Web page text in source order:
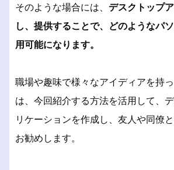
そのような場合には、 デスクトップ
し、提供することで、どのようなパ
用可能になります。
職場や趣味で様々なアイディアを持
は、今回紹介する方法を活用して、
リケーションを作成し、友人や同僚
お勧めします。